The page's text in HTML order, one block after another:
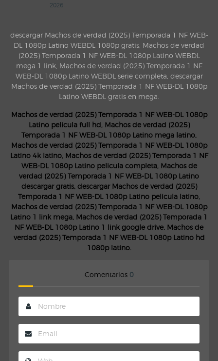
2026
descargar Machos de verdad (2025) Temporada 1 NF WEB-
DL 1080p Latino WEBDL 1080p gratis, Machos de verdad
(2025) Temporada 1 NF WEB-DL 1080p Latino WEBDL
mega 1 link, Machos de verdad (2025) Temporada 1 NF
WEB-DL 1080p Latino WEBDL serie completa, descargar
Machos de verdad (2025) Temporada 1 NF WEB-DL 1080p
Latino WEBDL gratis en mega.
Machos de verdad (2025) Temporada 1 NF WEB-DL 1080p
Latino pelicula full hd, Machos de verdad (2025)
Temporada 1 NF WEB-DL 1080p Latino mega latino,
Machos de verdad (2025) Temporada 1 NF WEB-DL 1080p
Latino 4k latino, Machos de verdad (2025) Temporada 1 NF
WEB-DL 1080p Latino pelicula completa, Machos de
verdad (2025) Temporada 1 NF WEB-DL 1080p Latino
descargar gratis, descargar Machos de verdad (2025)
Temporada 1 NF WEB-DL 1080p Latino pelicula latino,
Machos de verdad (2025) Temporada 1 NF WEB-DL 1080p
Latino 1 link mega, Machos de verdad (2025) Temporada 1
NF WEB-DL 1080p Latino 1 link google drive, Machos de
verdad (2025) Temporada 1 NF WEB-DL 1080p Latino hd
1080p latino.
Comentarios 0